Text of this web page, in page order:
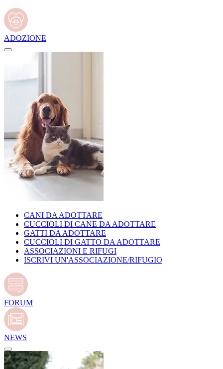
ADOZIONE
CANI DA ADOTTARE
CUCCIOLI DI CANE DA ADOTTARE
GATTI DA ADOTTARE
CUCCIOLI DI GATTO DA ADOTTARE
ASSOCIAZIONI E RIFUGI
ISCRIVI UN'ASSOCIAZIONE/RIFUGIO
FORUM
NEWS